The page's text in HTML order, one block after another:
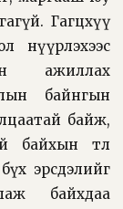
Гагцхүү
нүүрлэхээс
ажиллах
байнгын
байж,
байхын төлөө
эрсдэлийг
байхдаа